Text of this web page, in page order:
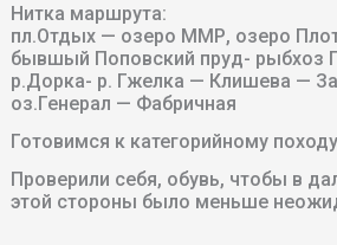
Нитка маршрута:
пл.Отдых — озеро ММР, озеро
бывшый Поповский пруд- рыбхоз
р.Дорка- р. Гжелка — Клишева —
оз.Генерал — Фабричная
Готовимся к категорийному
Проверили себя, обувь, чтобы в
этой стороны было меньше